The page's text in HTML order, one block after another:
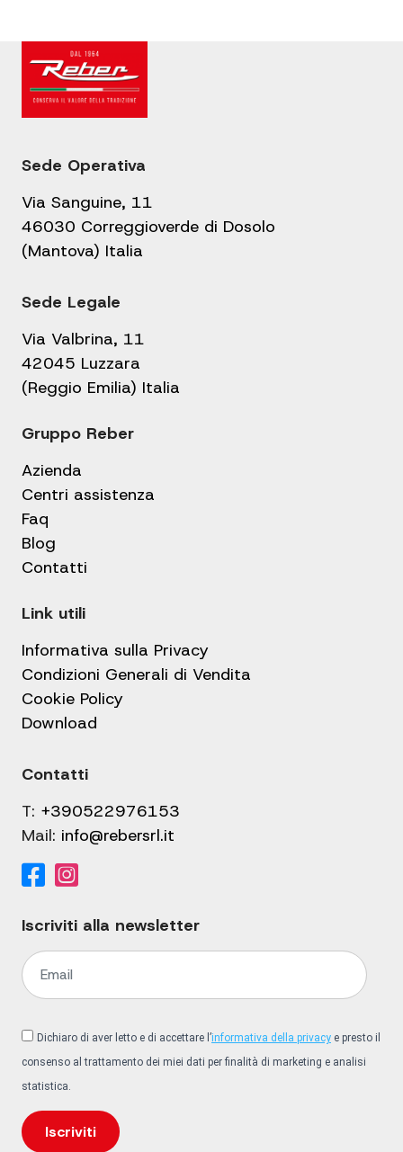
Sede Operativa
Via Sanguine, 11
46030 Correggioverde di Dosolo
(Mantova) Italia
Sede Legale
Via Valbrina, 11
42045 Luzzara
(Reggio Emilia) Italia
Gruppo Reber
Azienda
Centri assistenza
Faq
Blog
Contatti
Link utili
Informativa sulla Privacy
Condizioni Generali di Vendita
Cookie Policy
Download
Contatti
T: +390522976153
Mail: info@rebersrl.it
Iscriviti alla newsletter
Dichiaro di aver letto e di accettare l’informativa della privacy e presto il
consenso al trattamento dei miei dati per finalità di marketing e analisi
statistica.
Iscriviti